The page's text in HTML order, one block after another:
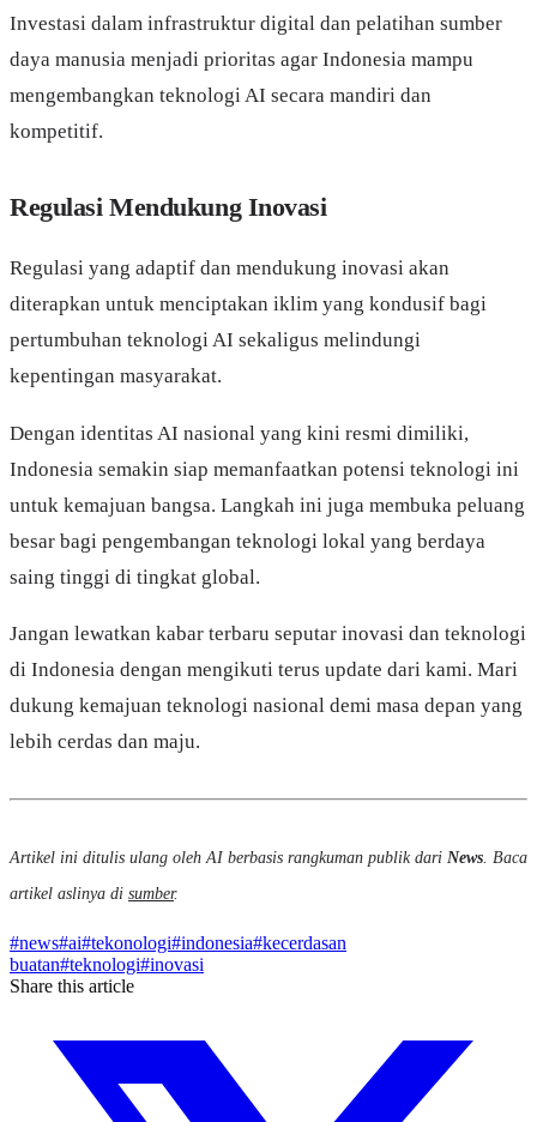
Investasi dalam infrastruktur digital dan pelatihan sumber
daya manusia menjadi prioritas agar Indonesia mampu
mengembangkan teknologi AI secara mandiri dan
kompetitif.
Regulasi Mendukung Inovasi
Regulasi yang adaptif dan mendukung inovasi akan
diterapkan untuk menciptakan iklim yang kondusif bagi
pertumbuhan teknologi AI sekaligus melindungi
kepentingan masyarakat.
Dengan identitas AI nasional yang kini resmi dimiliki,
Indonesia semakin siap memanfaatkan potensi teknologi ini
untuk kemajuan bangsa. Langkah ini juga membuka peluang
besar bagi pengembangan teknologi lokal yang berdaya
saing tinggi di tingkat global.
Jangan lewatkan kabar terbaru seputar inovasi dan teknologi
di Indonesia dengan mengikuti terus update dari kami. Mari
dukung kemajuan teknologi nasional demi masa depan yang
lebih cerdas dan maju.
Artikel ini ditulis ulang oleh AI berbasis rangkuman publik dari News . Baca
artikel aslinya di sumber.
#news#ai#tekonologi#indonesia#kecerdasan
buatan#teknologi#inovasi
Share this article